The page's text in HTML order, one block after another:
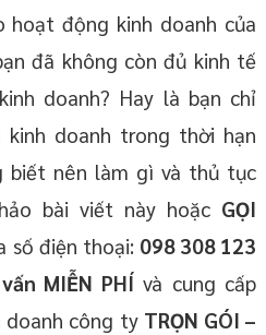
hoạt động kinh doanh của
đã không còn đủ kinh tế
doanh? Hay là bạn chỉ
doanh trong thời hạn
biết nên làm gì và thủ tục
bài viết này hoặc GỌI
số điện thoại: 098 308 123
MIỄN PHÍ và cung cấp
doanh công ty TRỌN GÓI –